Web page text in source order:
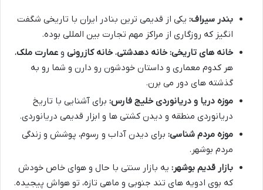
بندر سیراف: یکی از قدیمی ترین بنادر ایران با تاریخی شگفت
انگیز که روزگاری از مراکز مهم تجارت بین المللی بوده.
خانه های تاریخی: خانه دهدشتی، خانه کازرونی و عمارت ملک،
هر کدوم معماری و داستان خودشون رو دارن و شما رو به
گذشته های دور می برن.
موزه دریا و دریانوردی خلیج فارس: برای آشنایی با تاریخ
دریانوردی منطقه و دیدن کشتی ها و ابزار قدیمی دریانوردی.
موزه مردم شناسی: برای دیدن آداب و رسوم، پوشش و زندگی
مردم بوشهر.
بازار قدیم بوشهر: یه بازار سنتی با حال و هوای خاص خودش
که بوی ادویه های تند جنوبی و ماهی تازه، تو هواش پیجیده.